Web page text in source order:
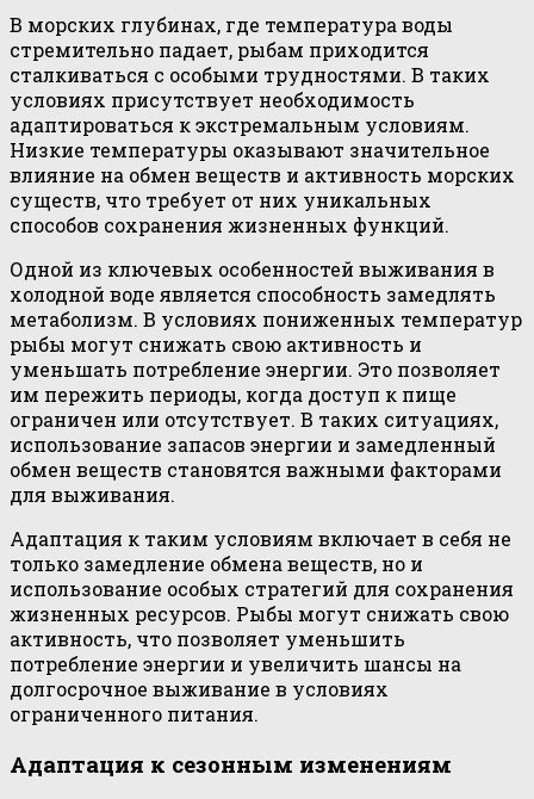
В морских глубинах, где температура воды
стремительно падает, рыбам приходится
сталкиваться с особыми трудностями. В таких
условиях присутствует необходимость
адаптироваться к экстремальным условиям.
Низкие температуры оказывают значительное
влияние на обмен веществ и активность морских
существ, что требует от них уникальных
способов сохранения жизненных функций.
Одной из ключевых особенностей выживания в
холодной воде является способность замедлять
метаболизм. В условиях пониженных температур
рыбы могут снижать свою активность и
уменьшать потребление энергии. Это позволяет
им пережить периоды, когда доступ к пище
ограничен или отсутствует. В таких ситуациях,
использование запасов энергии и замедленный
обмен веществ становятся важными факторами
для выживания.
Адаптация к таким условиям включает в себя не
только замедление обмена веществ, но и
использование особых стратегий для сохранения
жизненных ресурсов. Рыбы могут снижать свою
активность, что позволяет уменьшить
потребление энергии и увеличить шансы на
долгосрочное выживание в условиях
ограниченного питания.
Адаптация к сезонным изменениям